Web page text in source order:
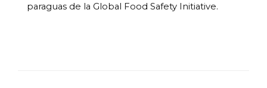
paraguas de la Global Food Safety Initiative.